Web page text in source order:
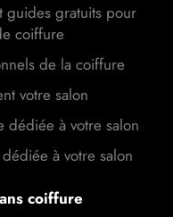
guides gratuits pour
coiffure
de la coiffure
votre salon
à votre salon
à votre salon
coiffure